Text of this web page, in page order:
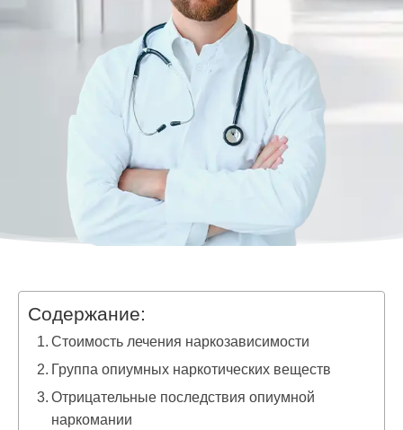
Содержание:
Стоимость лечения наркозависимости
Группа опиумных наркотических веществ
Отрицательные последствия опиумной
наркомании